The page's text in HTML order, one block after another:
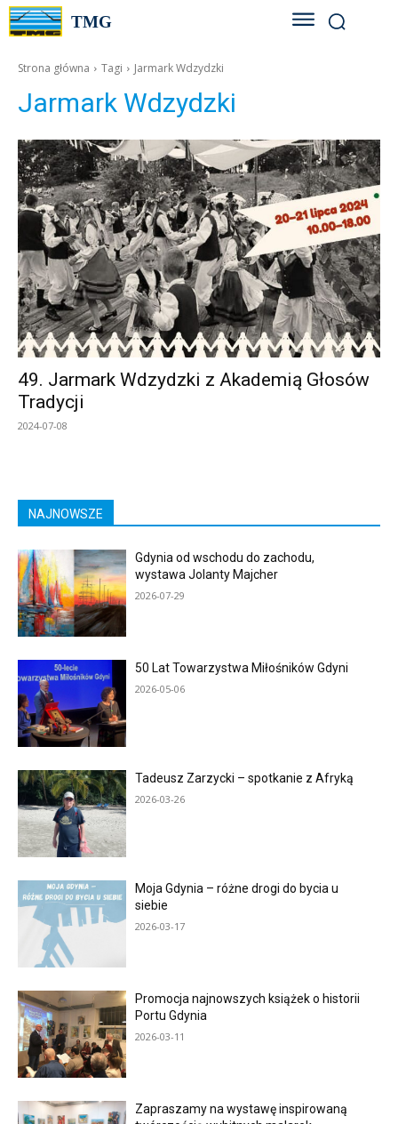
TMG
Strona główna Tagi Jarmark Wdzydzki
Jarmark Wdzydzki
49. Jarmark Wdzydzki z Akademią Głosów
Tradycji
2024-07-08
NAJNOWSZE
Gdynia od wschodu do zachodu,
wystawa Jolanty Majcher
2026-07-29
50 Lat Towarzystwa Miłośników Gdyni
2026-05-06
Tadeusz Zarzycki – spotkanie z Afryką
2026-03-26
Moja Gdynia – różne drogi do bycia u
siebie
2026-03-17
Promocja najnowszych książek o historii
Portu Gdynia
2026-03-11
Zapraszamy na wystawę inspirowaną